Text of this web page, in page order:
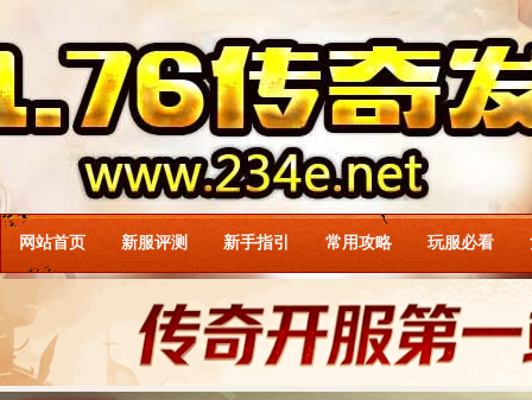
网站首页 新服评测 新手指引 常用攻略 玩服必看